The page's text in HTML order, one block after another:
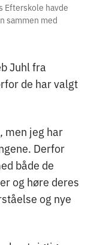
Efterskole havde
sammen med
Juhl fra
de har valgt
men jeg har
Derfor
både de
og høre deres
og nye